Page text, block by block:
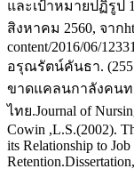
และเป้าหมายปฏิรูป
สิงหาคม 2560, จาก
content/2016/06/
อรุณรัตน์คันธา.
ขาดแคลนกาลังคนท
ไทย.Journal of
Cowin ,L.S.(2002).
its Relationship to
Retention.Dissertation,